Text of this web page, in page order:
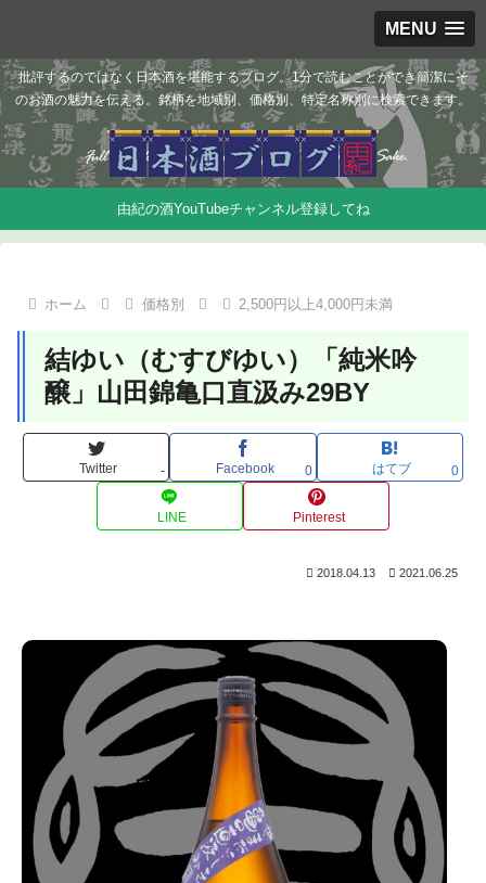
MENU
批評するのではなく日本酒を堪能するブログ。1分で読むことができ簡潔にそ
のお酒の魅力を伝える。銘柄を地域別、価格別、特定名称別に検索できます。
由紀の酒YouTubeチャンネル登録してね
ホーム 価格別 2,500円以上4,000円未満
結ゆい（むすびゆい）「純米吟
醸」山田錦亀口直汲み29BY
Twitter - Facebook 0 はてブ 0
LINE Pinterest
2018.04.13 2021.06.25